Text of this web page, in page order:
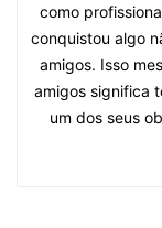
como
conquistou algo
amigos. Isso
amigos significa
um dos seus